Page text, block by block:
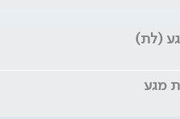
(לת)